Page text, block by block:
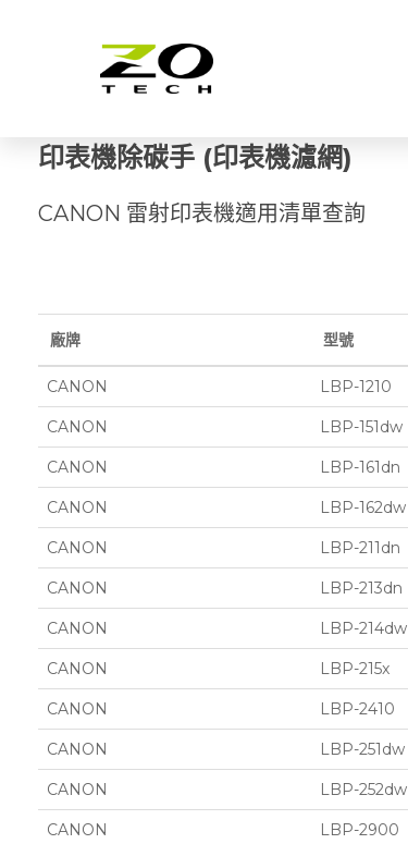
印表機除碳手 (印表機濾網)
CANON 雷射印表機適用清單查詢
廠牌 型號
CANON LBP-1210
CANON LBP-151dw
CANON LBP-161dn
CANON LBP-162dw
CANON LBP-211dn
CANON LBP-213dn
CANON LBP-214dw
CANON LBP-215x
CANON LBP-2410
CANON LBP-251dw
CANON LBP-252dw
CANON LBP-2900